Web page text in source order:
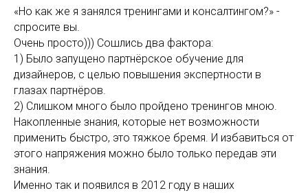
«Но как же я занялся тренингами и консалтингом?» -
спросите вы.
Очень просто))) Сошлись два фактора:
1) Было запущено партнёрское обучение для
дизайнеров, с целью повышения экспертности в
глазах партнёров.
2) Слишком много было пройдено тренингов мною.
Накопленные знания, которые нет возможности
применить быстро, это тяжкое бремя. И избавиться от
этого напряжения можно было только передав эти
знания.
Именно так и появился в 2012 году в наших